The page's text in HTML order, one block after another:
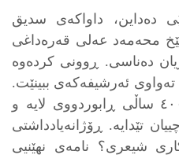
دەداین، داواکەی سدیق
محەمەد عەلی قەرەداغی
یەکتریان دەناسی. ڕوونی کردەوە
ئەرشیفەکەی ببینێت.
گوایە سەدان بەڵگەنامەی ٤٠٠ ساڵی ڕابوردووی لایە و
تێدایە. ڕۆژانەیادداشتی
شیعری؟ نامەی نهێنیی